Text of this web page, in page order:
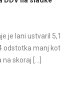
je lani ustvaril 5,1
odstotka manj kot
na skoraj […]